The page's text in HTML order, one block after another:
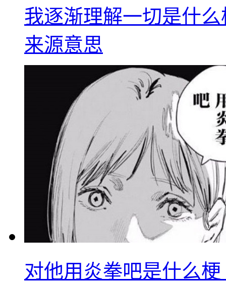
我逐渐理解一切是什
来源意思
对他用炎拳吧是什么